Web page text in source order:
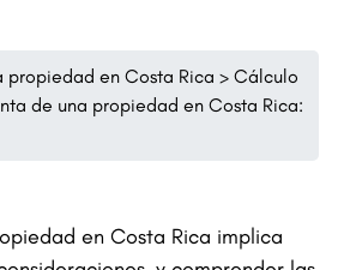
propiedad en Costa Rica >Cálculo
de una propiedad en Costa Rica:
en Costa Rica implica